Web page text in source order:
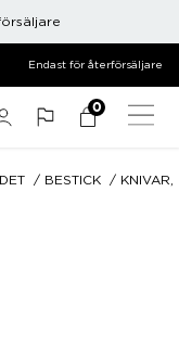
Endast för återförsäljare
0
BESTICK